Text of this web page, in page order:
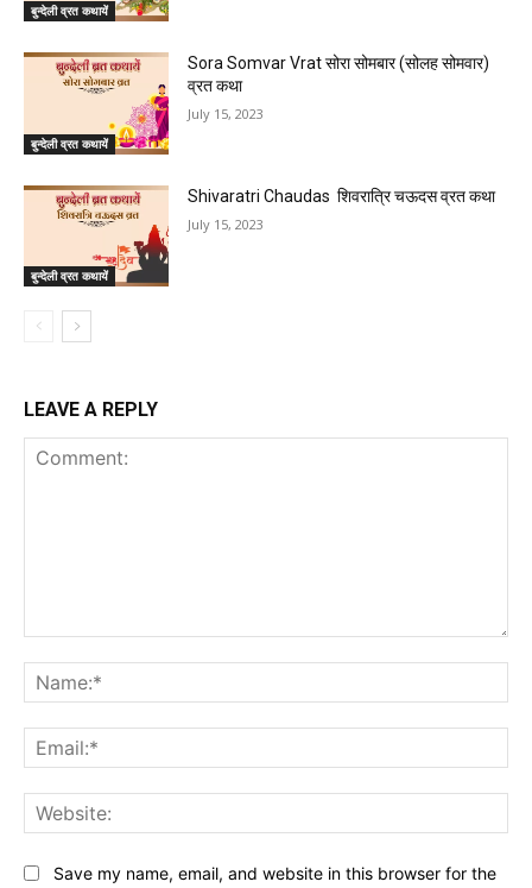
बुन्देली व्रत कथायें
बुन्देली व्रत कथायें
Sora Somvar Vrat सोरा सोमबार (सोलह सोमवार)
व्रत कथा
July 15, 2023
बुन्देली व्रत कथायें
Shivaratri Chaudas शिवरात्रि चऊदस व्रत कथा
July 15, 2023
LEAVE A REPLY
Save my name, email, and website in this browser for the